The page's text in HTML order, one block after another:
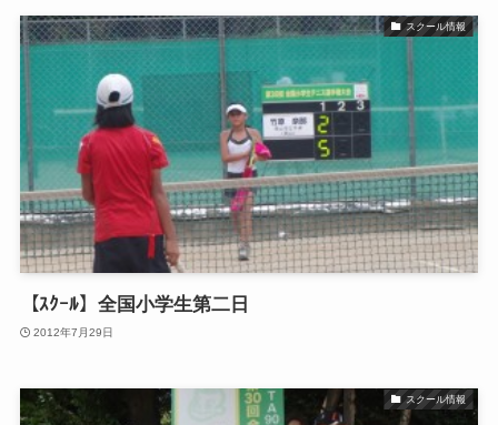
スクール情報
【ｽｸｰﾙ】全国小学生第二日
2012年7月29日
スクール情報